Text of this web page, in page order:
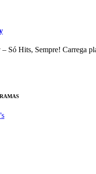
Só Hits, Sempre! Carrega